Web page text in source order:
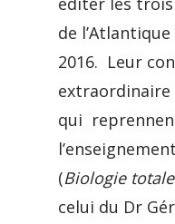
de
2016. Leur
extraordinaire
qui
(Biologie
celui du Dr